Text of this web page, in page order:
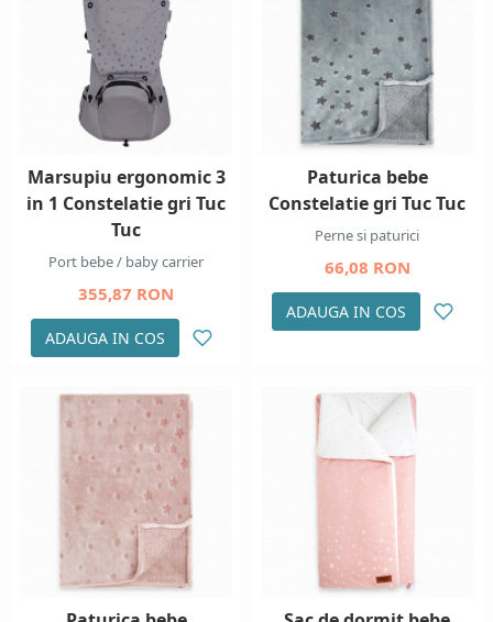
Marsupiu ergonomic 3
in 1 Constelatie gri Tuc
Tuc
Port bebe / baby carrier
355,87 RON
ADAUGA IN COS
Paturica bebe
Constelatie gri Tuc Tuc
Perne si paturici
66,08 RON
ADAUGA IN COS